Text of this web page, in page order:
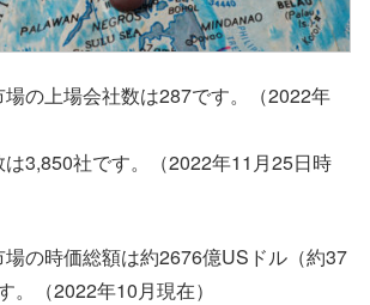
の上場会社数は287です。（2022年
3,850社です。（2022年11月25日時
の時価総額は約2676億USドル（約37
。（2022年10月現在）